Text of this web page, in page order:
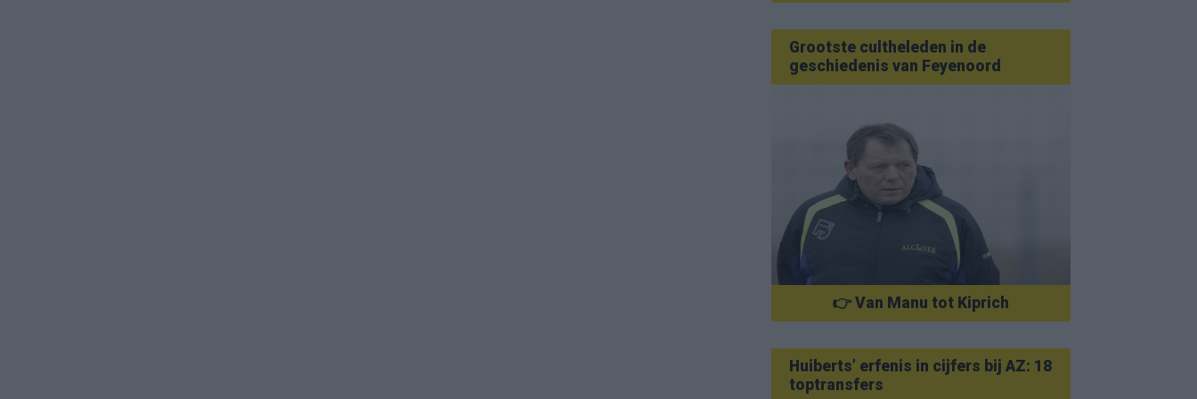
Grootste cultheleden in de
geschiedenis van Feyenoord
👉 Van Manu tot Kiprich
Huiberts’ erfenis in cijfers bij AZ: 18
toptransfers